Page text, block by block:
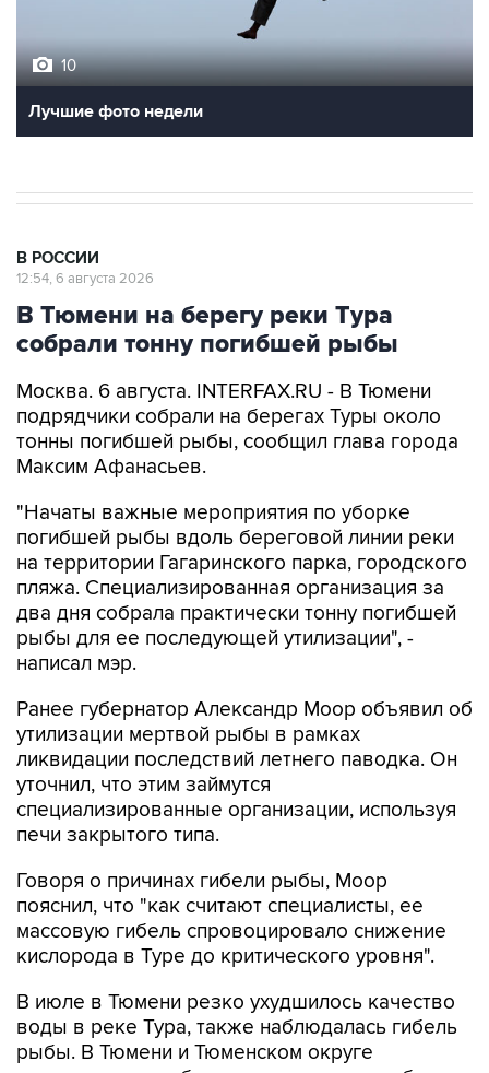
10
Лучшие фото недели
В РОССИИ
12:54, 6 августа 2026
В Тюмени на берегу реки Тура
собрали тонну погибшей рыбы
Москва. 6 августа. INTERFAX.RU - В Тюмени
подрядчики собрали на берегах Туры около
тонны погибшей рыбы, сообщил глава города
Максим Афанасьев.
"Начаты важные мероприятия по уборке
погибшей рыбы вдоль береговой линии реки
на территории Гагаринского парка, городского
пляжа. Специализированная организация за
два дня собрала практически тонну погибшей
рыбы для ее последующей утилизации", -
написал мэр.
Ранее губернатор Александр Моор объявил об
утилизации мертвой рыбы в рамках
ликвидации последствий летнего паводка. Он
уточнил, что этим займутся
специализированные организации, используя
печи закрытого типа.
Говоря о причинах гибели рыбы, Моор
пояснил, что "как считают специалисты, ее
массовую гибель спровоцировало снижение
кислорода в Туре до критического уровня".
В июле в Тюмени резко ухудшилось качество
воды в реке Тура, также наблюдалась гибель
рыбы. В Тюмени и Тюменском округе